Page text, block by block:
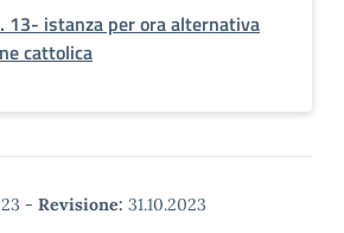
13- istanza per ora alternativa
cattolica
- Revisione: 31.10.2023